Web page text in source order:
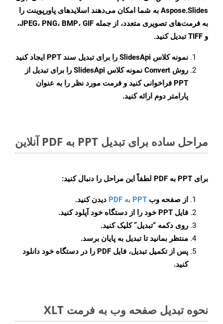
Aspose.Slides به شما امکان می‌دهند اسلایدهای پاورپوینت را
به فرمت‌های تصویری متعدد، از جمله JPEG، PNG، BMP، GIF،
و TIFF تبدیل کنید.
نمونه کلاس SlidesApi را برای تبدیل سند PPT ایجاد کنید
روش Convert
نمونه کلاس SlidesApi را برای تبدیل از
PPT فراخوانی کنید و فرمت مورد نظر را به عنوان
پارامتر دوم ارائه کنید.
مراحل ساده برای تبدیل PPT به PDF آنلاین
برای PPT به PDF لطفاً این مراحل را دنبال کنید:
از صفحه وب PPT به PDF
دیدن کنید.
فایل PPT خود را از دستگاه خود آپلود کنید.
روی دکمه “تبدیل”کلیک کنید.
منتظر بمانید تا تبدیل به پایان برسد.
پس از تکمیل تبدیل، فایل PDF را در دستگاه خود دانلود
کنید.
نحوه تبدیل صفحه وب به فرمت XLT